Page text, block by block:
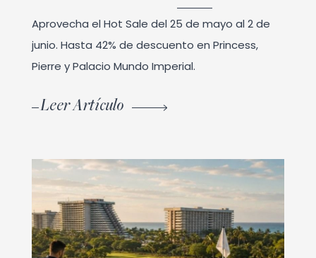
Aprovecha el Hot Sale del 25 de mayo al 2 de
junio. Hasta 42% de descuento en Princess,
Pierre y Palacio Mundo Imperial.
Leer Artículo